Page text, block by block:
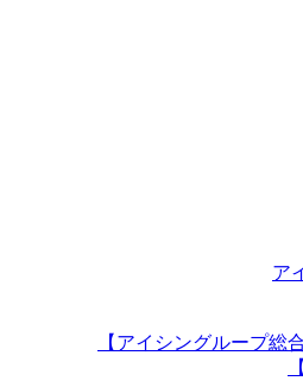
ア
【アイシングループ総